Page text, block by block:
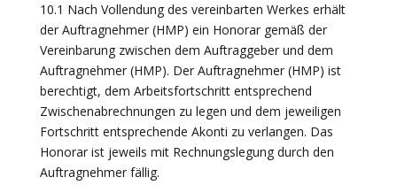
10.1 Nach Vollendung des vereinbarten Werkes erhält
der Auftragnehmer (HMP) ein Honorar gemäß der
Vereinbarung zwischen dem Auftraggeber und dem
Auftragnehmer (HMP). Der Auftragnehmer (HMP) ist
berechtigt, dem Arbeitsfortschritt entsprechend
Zwischenabrechnungen zu legen und dem jeweiligen
Fortschritt entsprechende Akonti zu verlangen. Das
Honorar ist jeweils mit Rechnungslegung durch den
Auftragnehmer fällig.